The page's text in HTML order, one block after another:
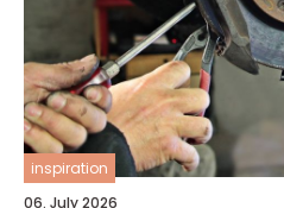
inspiration
06. July 2026